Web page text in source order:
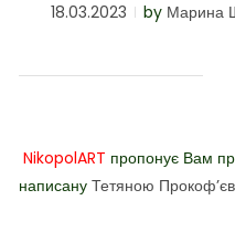
18.03.2023 by Марина
NikopolART пропонує Вам
написану Тетяною